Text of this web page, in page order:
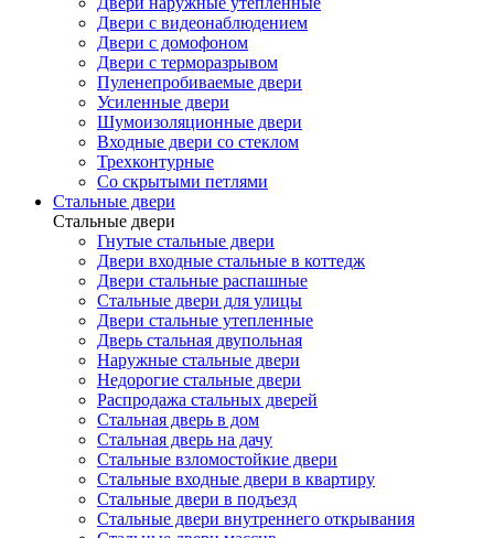
Двери с видеонаблюдением
Двери с домофоном
Двери с терморазрывом
Пуленепробиваемые двери
Усиленные двери
Шумоизоляционные двери
Входные двери со стеклом
Трехконтурные
Со скрытыми петлями
Стальные двери
Стальные двери
Гнутые стальные двери
Двери входные стальные в коттедж
Двери стальные распашные
Стальные двери для улицы
Двери стальные утепленные
Дверь стальная двупольная
Наружные стальные двери
Недорогие стальные двери
Распродажа стальных дверей
Стальная дверь в дом
Стальная дверь на дачу
Стальные взломостойкие двери
Стальные входные двери в квартиру
Стальные двери в подъезд
Стальные двери внутреннего открывания